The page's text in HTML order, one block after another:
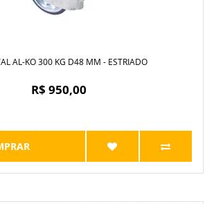
AL-KO 300 KG D48 MM - ESTRIADO
R$ 950,00